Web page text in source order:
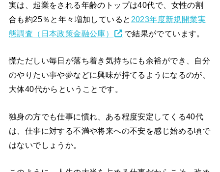
実は、起業をされる年齢のトップは40代で、女性の割
合も約25％と年々増加していると 2023年度新規開業実
態調査（日本政策金融公庫）
で結果がでています。
慌ただしい毎日が落ち着き気持ちにも余裕ができ、自分
のやりたい事や夢などに興味が持てるようになるのが、
大体40代からということです。
独身の方でも仕事に慣れ、ある程度安定してくる40代
は、仕事に対する不満や将来への不安を感じ始める頃で
はないでしょうか。